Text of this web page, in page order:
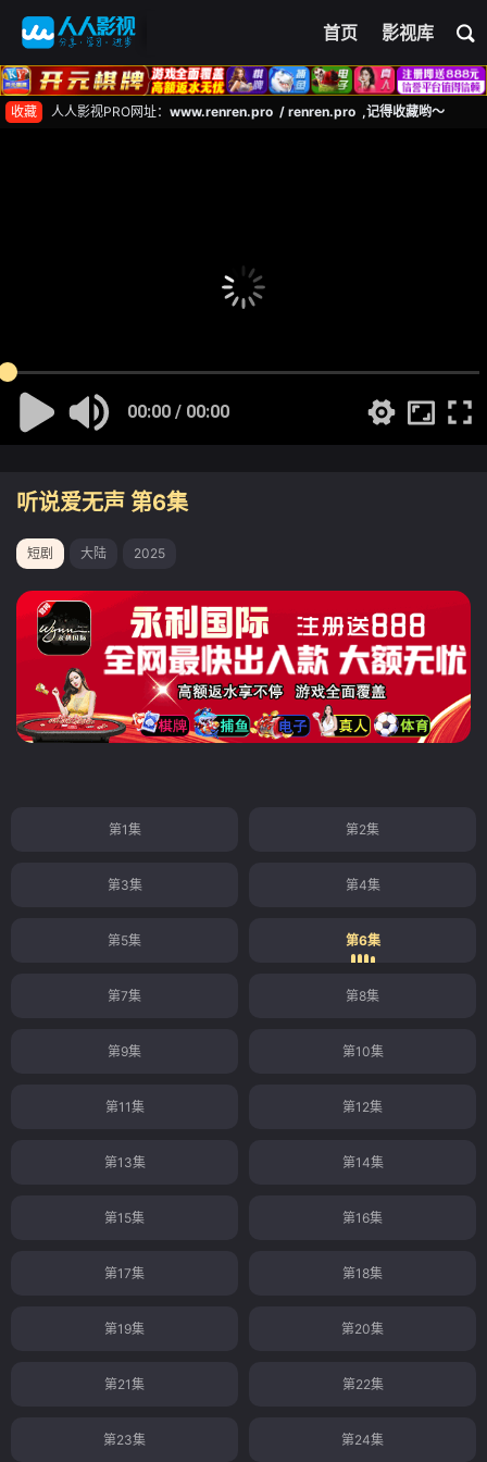
首页 影视库
收藏 人人影视PRO网址： www.renren.pro / renren.pro ,记得收藏哟～
00:00 / 00:00
听说爱无声 第6集
短剧 大陆 2025
第1集 第2集
第3集 第4集
第5集 第6集
第7集 第8集
第9集 第10集
第11集 第12集
第13集 第14集
第15集 第16集
第17集 第18集
第19集 第20集
第21集 第22集
第23集 第24集